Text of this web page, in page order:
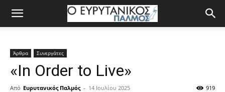
Άρθρα Συνεργάτες
«In Order to Live»
Από Ευρυτανικός Παλμός - 14 Ιουλίου 2025 919